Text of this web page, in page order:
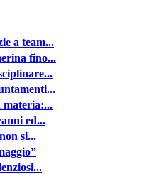
a team...
fino...
materia:...
ed...
si...